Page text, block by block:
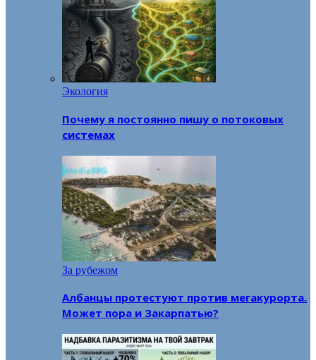
Экология
Почему я постоянно пишу о потоковых
системах
За рубежом
Албанцы протестуют против мегакурорта.
Может пора и Закарпатью?